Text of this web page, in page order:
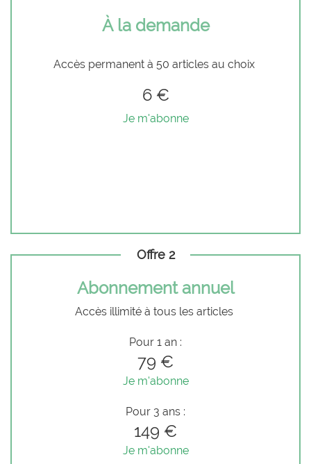
À la demande
Accès permanent à 50 articles au choix
6 €
Je m'abonne
Offre 2
Abonnement annuel
Accès illimité à tous les articles
Pour 1 an :
79 €
Je m'abonne
Pour 3 ans :
149 €
Je m'abonne